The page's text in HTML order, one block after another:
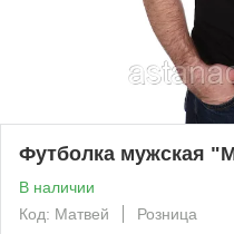
Футболка мужская
В наличии
Код: Матвей
Розница